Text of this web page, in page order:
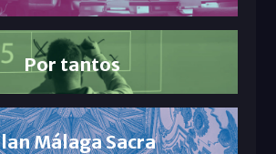
Por tantos
Málaga Sacra